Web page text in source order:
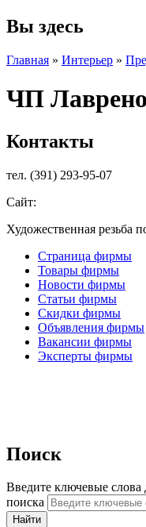
Вы здесь
Главная » Интерьер »
ЧП
Контакты
тел. (391) 293-95-07
Сайт:
Художественная резьба
Страница фирмы
Товары фирмы
Новости фирмы
Статьи фирмы
Скидки фирмы
Объявления фирмы
Вакансии фирмы
Эксперты фирмы
Поиск
Введите ключевые слова
поиска